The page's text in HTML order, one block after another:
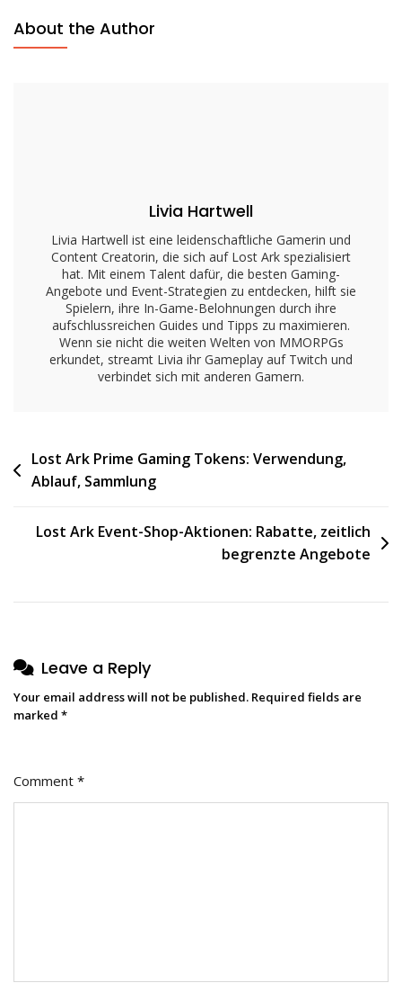
About the Author
Livia Hartwell
Livia Hartwell ist eine leidenschaftliche Gamerin und
Content Creatorin, die sich auf Lost Ark spezialisiert
hat. Mit einem Talent dafür, die besten Gaming-
Angebote und Event-Strategien zu entdecken, hilft sie
Spielern, ihre In-Game-Belohnungen durch ihre
aufschlussreichen Guides und Tipps zu maximieren.
Wenn sie nicht die weiten Welten von MMORPGs
erkundet, streamt Livia ihr Gameplay auf Twitch und
verbindet sich mit anderen Gamern.
Post
navigation
Lost Ark Prime Gaming Tokens: Verwendung,
Ablauf, Sammlung
Lost Ark Event-Shop-Aktionen: Rabatte, zeitlich
begrenzte Angebote
Leave a Reply
Your email address will not be published. Required fields are
marked *
Comment *